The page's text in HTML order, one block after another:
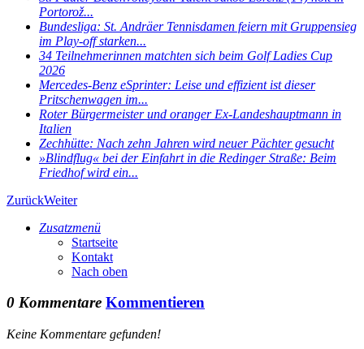
Portorož...
Bundesliga: St. Andräer Tennisdamen feiern mit Gruppensieg
im Play-off starken...
34 Teilnehmerinnen matchten sich beim Golf Ladies Cup
2026
Mercedes-Benz eSprinter: Leise und effizient ist dieser
Pritschenwagen im...
Roter Bürgermeister und oranger Ex-Landeshauptmann in
Italien
Zechhütte: Nach zehn Jahren wird neuer Pächter gesucht
»Blindflug« bei der Einfahrt in die Redinger Straße: Beim
Friedhof wird ein...
ZurückWeiter
Zusatzmenü
Startseite
Kontakt
Nach oben
0 Kommentare Kommentieren
Keine Kommentare gefunden!